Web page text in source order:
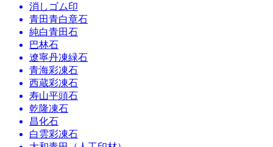
消しゴム印
青田青白章石
純白青田石
巴林石
遼寧丹凍緑石
青海彩凍石
西蔵彩凍石
寿山平頭石
乾隆凍石
昌化石
白雲彩凍石